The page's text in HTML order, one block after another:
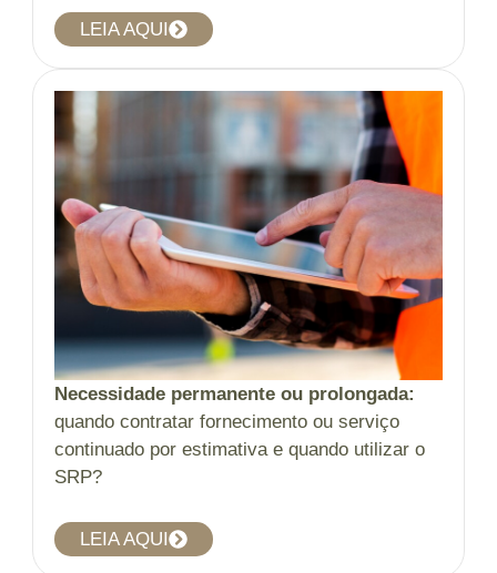
LEIA AQUI
Necessidade permanente ou prolongada:
quando contratar fornecimento ou serviço
continuado por estimativa e quando utilizar o
SRP?
LEIA AQUI